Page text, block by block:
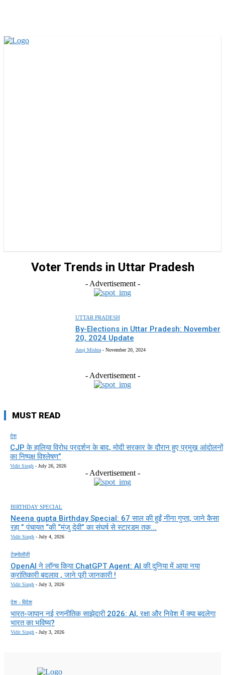
Voter Trends in Uttar Pradesh
- Advertisement -
UTTAR PRADESH
By-Elections in Uttar Pradesh: November
20, 2024 Update
Anuj Mishra - November 20, 2024
- Advertisement -
MUST READ
देश
CJP के हालिया विरोध प्रदर्शन के बाद, मोदी सरकार के दौरान हुए प्रमुख आंदोलनों
का निष्पक्ष विश्लेषण”
Vidit Singh - July 26, 2026
- Advertisement -
BIRTHDAY SPECIAL
Neena gupta Birthday Special: 67 साल की हुईं नीना गुप्ता, जाने कैसा
रहा ” पंचायत “की “मंजु देवी” का संघर्ष से स्टारडम तक...
Vidit Singh - July 4, 2026
टेक्नोलॉजी
OpenAI ने लॉन्च किया ChatGPT Agent: AI की दुनिया में आया नया
क्रांतिकारी बदलाव , जाने पूरी जानकारी !
Vidit Singh - July 3, 2026
देश - विदेश
भारत-जापान नई रणनीतिक साझेदारी 2026: AI, रक्षा और निवेश में क्या बदलेगा
भारत का भविष्य?
Vidit Singh - July 3, 2026